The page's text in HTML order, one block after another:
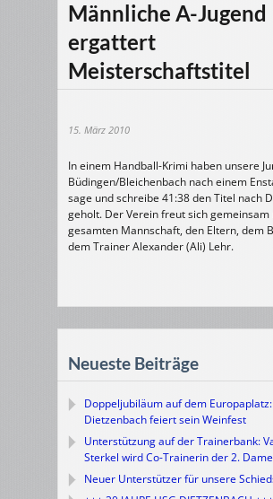
Männliche A-Jugend
ergattert
Meisterschaftstitel
15. März 2010
In einem Handball-Krimi haben unsere
Büdingen/Bleichenbach nach einem
sage und schreibe 41:38 den Titel nach
geholt. Der Verein freut sich
gesamten Mannschaft, den Eltern, dem
dem Trainer Alexander (Ali) Lehr.
Neueste Beiträge
Doppeljubiläum auf dem Europaplatz:
Dietzenbach feiert sein Weinfest
Unterstützung auf der Trainerbank:
Sterkel wird Co-Trainerin der 2.
Neuer Unterstützer für unsere